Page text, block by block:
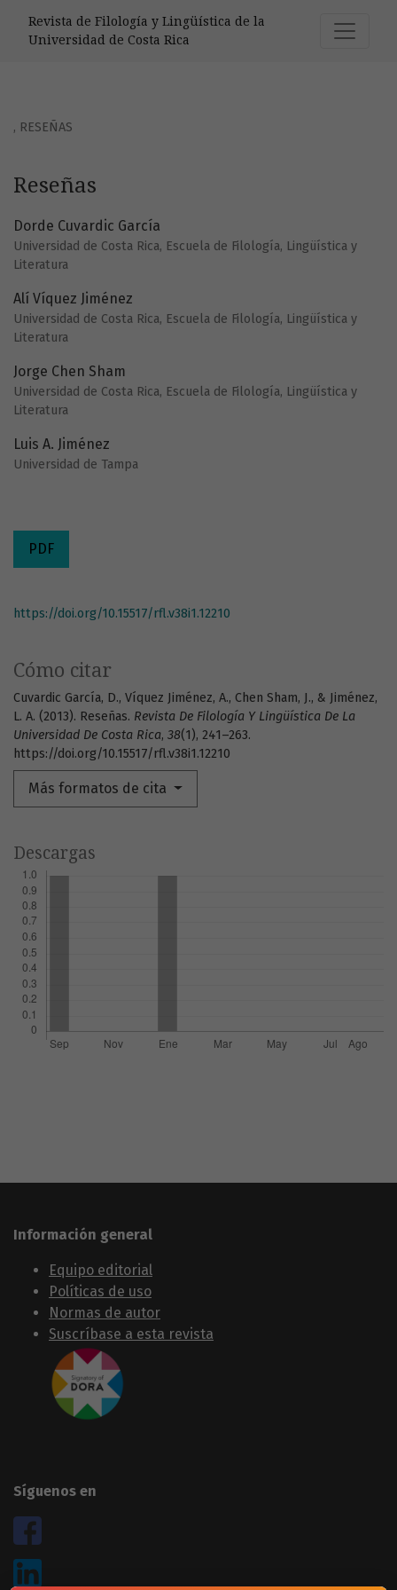
Revista de Filología y Lingüística de la
Universidad de Costa Rica
, RESEÑAS
Reseñas
Dorde Cuvardic García
Universidad de Costa Rica, Escuela de Filología, Lingüística y
Literatura
Alí Víquez Jiménez
Universidad de Costa Rica, Escuela de Filología, Lingüística y
Literatura
Jorge Chen Sham
Universidad de Costa Rica, Escuela de Filología, Lingüística y
Literatura
Luis A. Jiménez
Universidad de Tampa
PDF
Cómo citar
Cuvardic García, D., Víquez Jiménez, A., Chen Sham, J., & Jiménez,
L. A. (2013). Reseñas. Revista De Filología Y Lingüística De La
Universidad De Costa Rica, 38(1), 241–263.
https://doi.org/10.15517/rfl.v38i1.12210
Más formatos de cita
https://doi.org/10.15517/rfl.v38i1.12210
Descargas
Información general
Equipo editorial
Políticas de uso
Normas de autor
Suscríbase a esta revista
Síguenos en